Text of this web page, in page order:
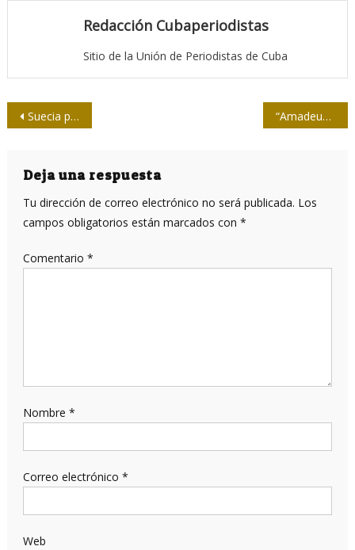
Redacción Cubaperiodistas
Sitio de la Unión de Periodistas de Cuba
Navegación
entradas
Suecia paga 30.000 euros a cada emigrante que se largue del país “Amadeus”: la vida distorsionada de Mozart que se convirtió en pasión de multitudes
Deja una respuesta
Tu dirección de correo electrónico no será publicada. Los
campos obligatorios están marcados con *
Comentario *
Nombre *
Correo electrónico *
Web